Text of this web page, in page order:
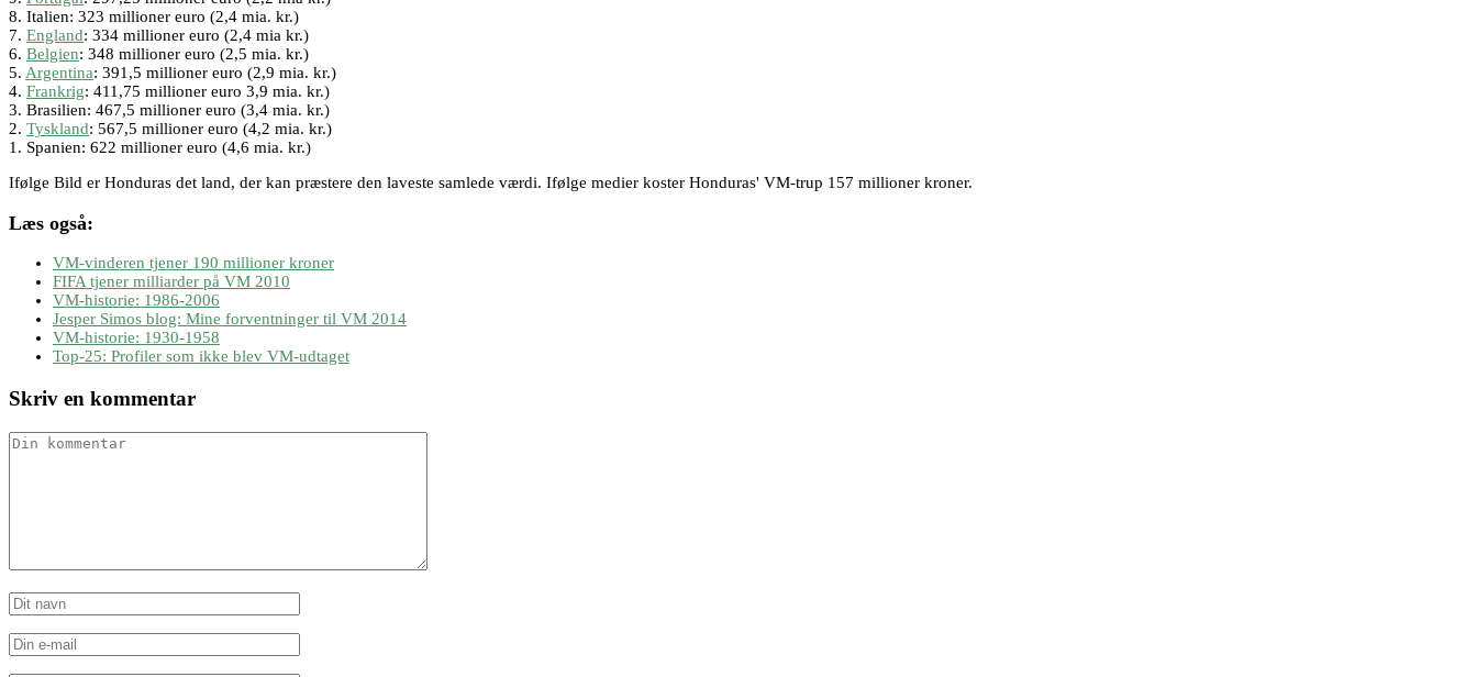
8. Italien: 323 millioner euro (2,4 mia. kr.)
7. England: 334 millioner euro (2,4 mia kr.)
6. Belgien: 348 millioner euro (2,5 mia. kr.)
5. Argentina: 391,5 millioner euro (2,9 mia. kr.)
4. Frankrig: 411,75 millioner euro 3,9 mia. kr.)
3. Brasilien: 467,5 millioner euro (3,4 mia. kr.)
2. Tyskland: 567,5 millioner euro (4,2 mia. kr.)
1. Spanien: 622 millioner euro (4,6 mia. kr.)
Ifølge Bild er Honduras det land, der kan præstere den laveste samlede værdi. Ifølge medier koster Honduras' VM-trup 157 millioner kroner.
Læs også:
VM-vinderen tjener 190 millioner kroner
FIFA tjener milliarder på VM 2010
VM-historie: 1986-2006
Jesper Simos blog: Mine forventninger til VM 2014
VM-historie: 1930-1958
Top-25: Profiler som ikke blev VM-udtaget
Skriv en kommentar